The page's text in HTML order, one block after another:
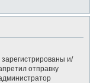
и/
отправку